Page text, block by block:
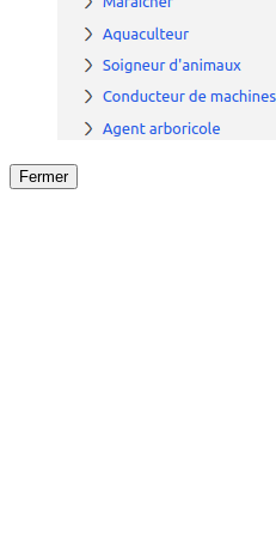
Fermer